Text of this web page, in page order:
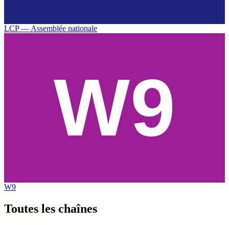
LCP — Assemblée nationale
W9
Toutes les chaînes